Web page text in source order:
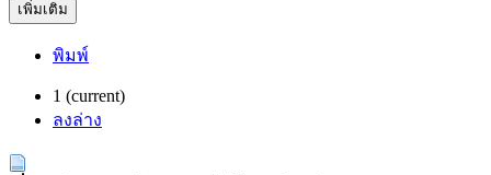
เพิ่มเติม
พิมพ์
1 (current)
ลงล่าง